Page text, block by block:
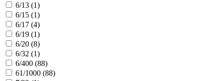
6/13 (1)
6/15 (1)
6/17 (4)
6/19 (1)
6/20 (8)
6/32 (1)
6/400 (88)
61/1000 (88)